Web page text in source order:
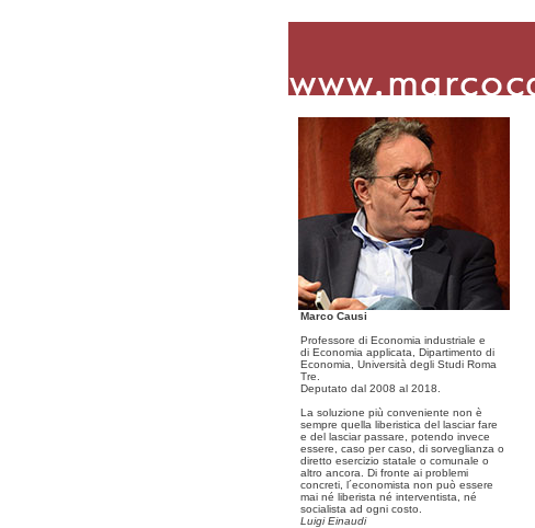
Marco Causi
Professore di Economia industriale e
di Economia applicata, Dipartimento di
Economia, Università degli Studi Roma
Tre.
Deputato dal 2008 al 2018.
La soluzione più conveniente non è
sempre quella liberistica del lasciar fare
e del lasciar passare, potendo invece
essere, caso per caso, di sorveglianza o
diretto esercizio statale o comunale o
altro ancora. Di fronte ai problemi
concreti, l´economista non può essere
mai né liberista né interventista, né
socialista ad ogni costo.
Luigi Einaudi